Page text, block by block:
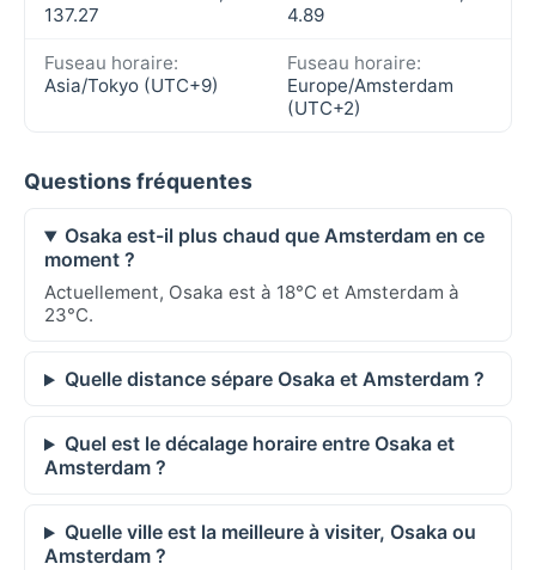
137.27
4.89
Fuseau horaire:
Asia/Tokyo (UTC+9)
Fuseau horaire:
Europe/Amsterdam
(UTC+2)
Questions fréquentes
Osaka est-il plus chaud que Amsterdam en ce
moment ?
Actuellement, Osaka est à 18°C et Amsterdam à
23°C.
Quelle distance sépare Osaka et Amsterdam ?
Quel est le décalage horaire entre Osaka et
Amsterdam ?
Quelle ville est la meilleure à visiter, Osaka ou
Amsterdam ?